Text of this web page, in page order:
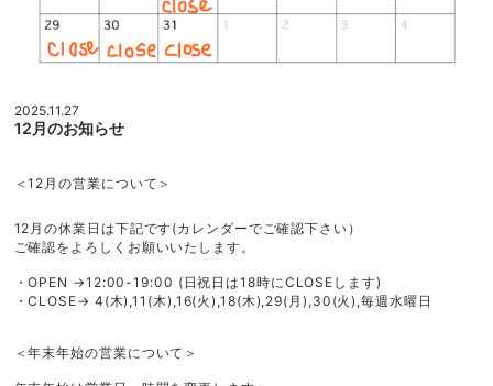
Sign In
ご利用ガイド
プライバシーポリシー
特定商取引法に基づく表記
2025.11.27
12月のお知らせ
＜12月の営業について＞
12月の休業日は下記です(カレンダーでご確認下さい）
ご確認をよろしくお願いいたします。
・OPEN →12:00-19:00 (日祝日は18時にCLOSEします)
・CLOSE→ 4(木),11(木),16(火),18(木),29(月),30(火),毎週水曜日
＜年末年始の営業について＞